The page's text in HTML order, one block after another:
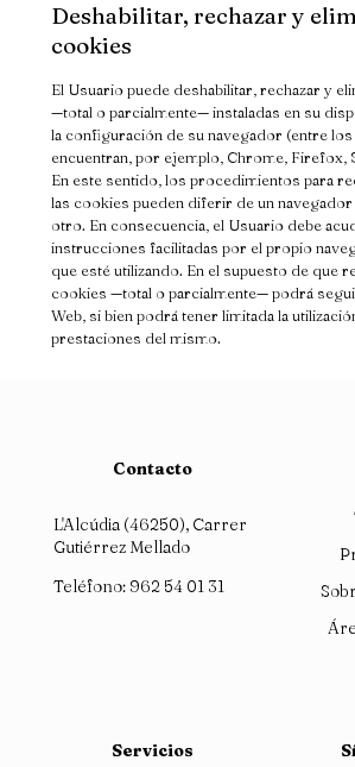
Deshabilitar, rechazar y
cookies
El Usuario puede deshabilitar, rechazar y
—total o parcialmente— instaladas en su
la configuración de su navegador (entre
encuentran, por ejemplo, Chrome, Firefox,
En este sentido, los procedimientos para
las cookies pueden diferir de un
otro. En consecuencia, el Usuario debe
instrucciones facilitadas por el propio
que esté utilizando. En el supuesto de que
cookies —total o parcialmente— podrá
Web, si bien podrá tener limitada la
prestaciones del mismo.
Contacto
L'Alcúdia (46250), Carrer
Gutiérrez Mellado
Teléfono: 962 54 01 31
Servicios